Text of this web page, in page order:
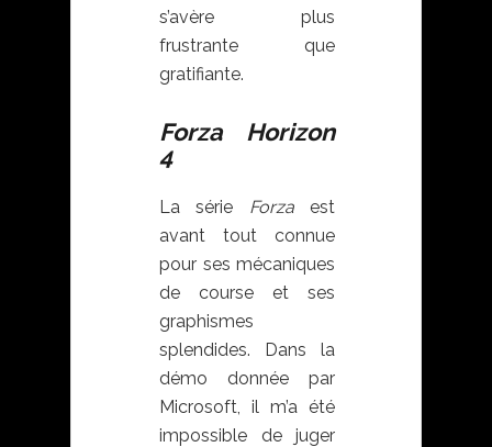
s’avère plus
frustrante que
gratifiante.
Forza Horizon
4
La série Forzaest
avant tout connue
pour ses mécaniques
de course et ses
graphismes
splendides. Dans la
démo donnée par
Microsoft, il m’a été
impossible de juger